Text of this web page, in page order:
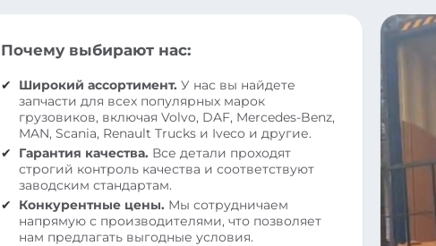
Почему выбирают нас:
Широкий ассортимент. У нас вы найдете
запчасти для всех популярных марок
грузовиков, включая Volvo, DAF, Mercedes-Benz,
MAN, Scania, Renault Trucks и Iveco и другие.
Гарантия качества. Все детали проходят
строгий контроль качества и соответствуют
заводским стандартам.
Конкурентные цены. Мы сотрудничаем
напрямую с производителями, что позволяет
нам предлагать выгодные условия.